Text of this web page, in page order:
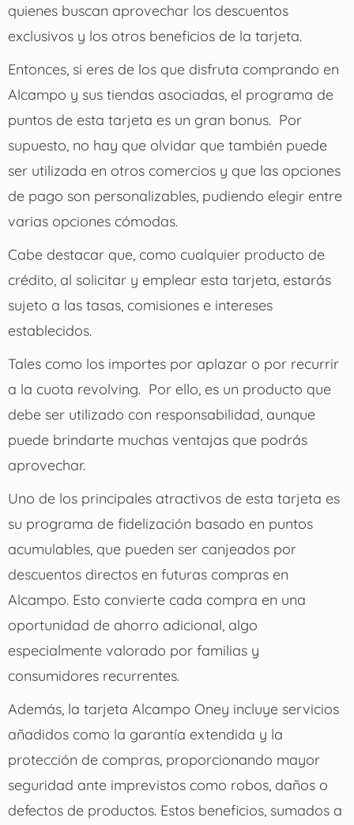
quienes buscan aprovechar los descuentos
exclusivos y los otros beneficios de la tarjeta.
Entonces, si eres de los que disfruta comprando en
Alcampo y sus tiendas asociadas, el programa de
puntos de esta tarjeta es un gran bonus. Por
supuesto, no hay que olvidar que también puede
ser utilizada en otros comercios y que las opciones
de pago son personalizables, pudiendo elegir entre
varias opciones cómodas.
Cabe destacar que, como cualquier producto de
crédito, al solicitar y emplear esta tarjeta, estarás
sujeto a las tasas, comisiones e intereses
establecidos.
Tales como los importes por aplazar o por recurrir
a la cuota revolving. Por ello, es un producto que
debe ser utilizado con responsabilidad, aunque
puede brindarte muchas ventajas que podrás
aprovechar.
Uno de los principales atractivos de esta tarjeta es
su programa de fidelización basado en puntos
acumulables, que pueden ser canjeados por
descuentos directos en futuras compras en
Alcampo. Esto convierte cada compra en una
oportunidad de ahorro adicional, algo
especialmente valorado por familias y
consumidores recurrentes.
Además, la tarjeta Alcampo Oney incluye servicios
añadidos como la garantía extendida y la
protección de compras, proporcionando mayor
seguridad ante imprevistos como robos, daños o
defectos de productos. Estos beneficios, sumados a